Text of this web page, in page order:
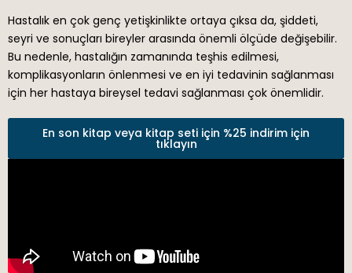
Hastalık en çok genç yetişkinlikte ortaya çıksa da, şiddeti,
seyri ve sonuçları bireyler arasında önemli ölçüde değişebilir.
Bu nedenle, hastalığın zamanında teşhis edilmesi,
komplikasyonların önlenmesi ve en iyi tedavinin sağlanması
için her hastaya bireysel tedavi sağlanması çok önemlidir.
En son kitap veya kitap seti için %25 indirim için
tıklayın